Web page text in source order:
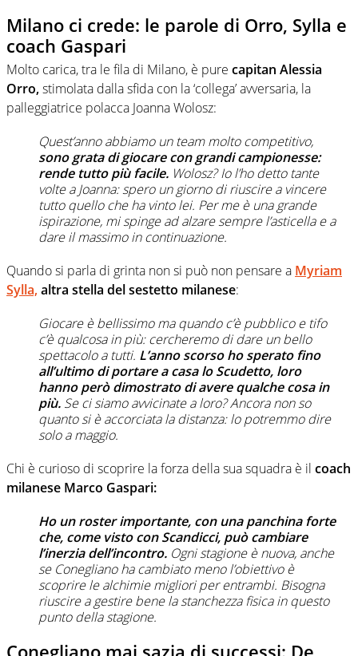
Milano ci crede: le parole di Orro, Sylla e
coach Gaspari
Molto carica, tra le fila di Milano, è pure capitan Alessia
Orro,stimolata dalla sfida con la ‘collega’ avversaria, la
palleggiatrice polacca Joanna Wolosz:
Quest’anno abbiamo un team molto competitivo,
sono grata di giocare con grandi campionesse:
rende tutto più facile. Wolosz? Io l’ho detto tante
volte a Joanna: spero un giorno di riuscire a vincere
tutto quello che ha vinto lei. Per me è una grande
ispirazione, mi spinge ad alzare sempre l’asticella e a
dare il massimo in continuazione.
Quando si parla di grinta non si può non pensare a Myriam
Sylla,altra stella del sestetto milanese:
Giocare è bellissimo ma quando c’è pubblico e tifo
c’è qualcosa in più: cercheremo di dare un bello
spettacolo a tutti. L’anno scorso ho sperato fino
all’ultimo di portare a casa lo Scudetto, loro
hanno però dimostrato di avere qualche cosa in
più. Se ci siamo avvicinate a loro? Ancora non so
quanto si è accorciata la distanza: lo potremmo dire
solo a maggio.
Chi è curioso di scoprire la forza della sua squadra è il coach
milanese Marco Gaspari:
Ho un roster importante, con una panchina forte
che, come visto con Scandicci, può cambiare
l’inerzia dell’incontro. Ogni stagione è nuova, anche
se Conegliano ha cambiato meno l’obiettivo è
scoprire le alchimie migliori per entrambi. Bisogna
riuscire a gestire bene la stanchezza fisica in questo
punto della stagione.